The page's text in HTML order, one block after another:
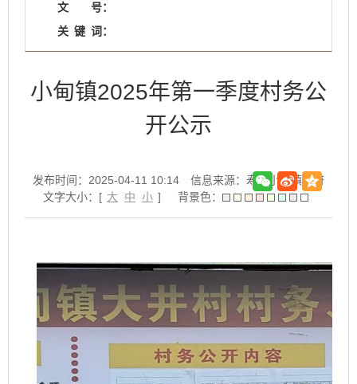
文
号：
关 键 词：
小甸镇2025年第一季度村务公
开公示
发布时间：2025-04-11 10:14
信息来源：寿县小甸镇政府
文字大小：[ 大 中 小 ] 背景色：